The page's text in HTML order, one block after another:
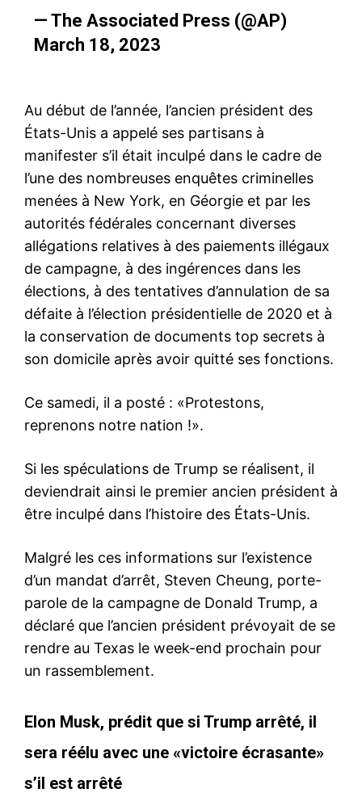
— The Associated Press (@AP)
March 18, 2023
Au début de l’année, l’ancien président des
États-Unis a appelé ses partisans à
manifester s’il était inculpé dans le cadre de
l’une des nombreuses enquêtes criminelles
menées à New York, en Géorgie et par les
autorités fédérales concernant diverses
allégations relatives à des paiements illégaux
de campagne, à des ingérences dans les
élections, à des tentatives d’annulation de sa
défaite à l’élection présidentielle de 2020 et à
la conservation de documents top secrets à
son domicile après avoir quitté ses fonctions.
Ce samedi, il a posté : «Protestons,
reprenons notre nation !».
Si les spéculations de Trump se réalisent, il
deviendrait ainsi le premier ancien président à
être inculpé dans l’histoire des États-Unis.
Malgré les ces informations sur l’existence
d’un mandat d’arrêt, Steven Cheung, porte-
parole de la campagne de Donald Trump, a
déclaré que l’ancien président prévoyait de se
rendre au Texas le week-end prochain pour
un rassemblement.
Elon Musk, prédit que si Trump arrêté, il
sera réélu avec une «victoire écrasante»
s’il est arrêté